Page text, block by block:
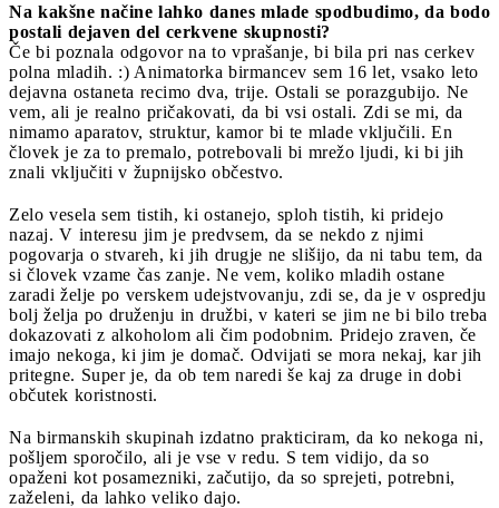
Na kakšne načine lahko danes mlade spodbudimo, da bodo
postali dejaven del cerkvene skupnosti?
Če bi poznala odgovor na to vprašanje, bi bila pri nas cerkev
polna mladih. :) Animatorka birmancev sem 16 let, vsako leto
dejavna ostaneta recimo dva, trije. Ostali se porazgubijo. Ne
vem, ali je realno pričakovati, da bi vsi ostali. Zdi se mi, da
nimamo aparatov, struktur, kamor bi te mlade vključili. En
človek je za to premalo, potrebovali bi mrežo ljudi, ki bi jih
znali vključiti v župnijsko občestvo.
Zelo vesela sem tistih, ki ostanejo, sploh tistih, ki pridejo
nazaj. V interesu jim je predvsem, da se nekdo z njimi
pogovarja o stvareh, ki jih drugje ne slišijo, da ni tabu tem, da
si človek vzame čas zanje. Ne vem, koliko mladih ostane
zaradi želje po verskem udejstvovanju, zdi se, da je v ospredju
bolj želja po druženju in družbi, v kateri se jim ne bi bilo treba
dokazovati z alkoholom ali čim podobnim. Pridejo zraven, če
imajo nekoga, ki jim je domač. Odvijati se mora nekaj, kar jih
pritegne. Super je, da ob tem naredi še kaj za druge in dobi
občutek koristnosti.
Na birmanskih skupinah izdatno prakticiram, da ko nekoga ni,
pošljem sporočilo, ali je vse v redu. S tem vidijo, da so
opaženi kot posamezniki, začutijo, da so sprejeti, potrebni,
zaželeni, da lahko veliko dajo.